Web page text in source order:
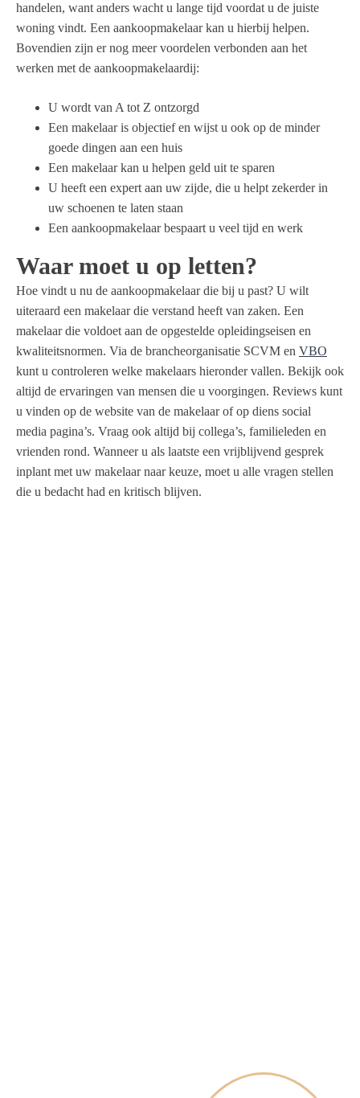
handelen, want anders wacht u lange tijd voordat u de juiste
woning vindt. Een aankoopmakelaar kan u hierbij helpen.
Bovendien zijn er nog meer voordelen verbonden aan het
werken met de aankoopmakelaardij:
U wordt van A tot Z ontzorgd
Een makelaar is objectief en wijst u ook op de minder
goede dingen aan een huis
Een makelaar kan u helpen geld uit te sparen
U heeft een expert aan uw zijde, die u helpt zekerder in
uw schoenen te laten staan
Een aankoopmakelaar bespaart u veel tijd en werk
Waar moet u op letten?
Hoe vindt u nu de aankoopmakelaar die bij u past? U wilt
uiteraard een makelaar die verstand heeft van zaken. Een
makelaar die voldoet aan de opgestelde opleidingseisen en
kwaliteitsnormen. Via de brancheorganisatie SCVM en VBO
kunt u controleren welke makelaars hieronder vallen. Bekijk ook
altijd de ervaringen van mensen die u voorgingen. Reviews kunt
u vinden op de website van de makelaar of op diens social
media pagina’s. Vraag ook altijd bij collega’s, familieleden en
vrienden rond. Wanneer u als laatste een vrijblijvend gesprek
inplant met uw makelaar naar keuze, moet u alle vragen stellen
die u bedacht had en kritisch blijven.